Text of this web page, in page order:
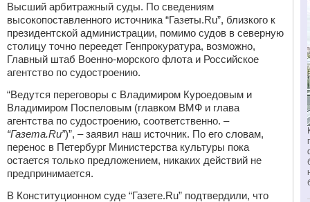
Высший арбитражный суды. По сведениям
высокопоставленного источника “Газеты.Ru”, близкого к
президентской администрации, помимо судов в северную
столицу точно переедет Генпрокуратура, возможно,
Главный штаб Военно-морского флота и Российское
агентство по судостроению.
“Ведутся переговоры с Владимиром Куроедовым и
Владимиром Поспеловым (главком ВМФ и глава
агентства по судостроению, соответственно. –
“Газета.Ru”)”, – заявил наш источник. По его словам,
перенос в Петербург Министерства культуры пока
остается только предложением, никаких действий не
предпринимается.
В Конституционном суде “Газете.Ru” подтвердили, что